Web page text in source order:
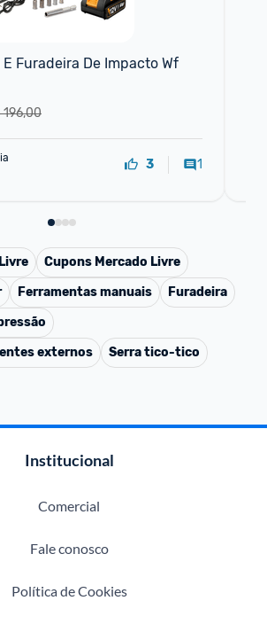
Furadeira De Impacto Wf
196,00
3 1
Cupons Mercado Livre
Ferramentas manuais
Furadeira
externos
Serra tico-tico
Institucional
Comercial
Fale conosco
Política de Cookies